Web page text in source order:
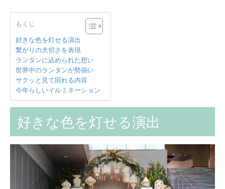
もくじ
好きな色を灯せる演出
繋がりの大切さを表現
ランタンに込められた想い
世界中のランタンが勢揃い
サクッと見て回れる内容
今年らしいイルミネーション
好きな色を灯せる演出